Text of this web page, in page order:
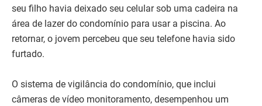
seu filho havia deixado seu celular sob uma cadeira na
área de lazer do condomínio para usar a piscina. Ao
retornar, o jovem percebeu que seu telefone havia sido
furtado.
O sistema de vigilância do condomínio, que inclui
câmeras de vídeo monitoramento, desempenhou um